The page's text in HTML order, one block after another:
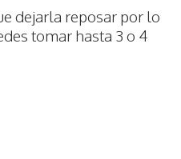
dejarla reposar por lo
tomar hasta 3 o 4